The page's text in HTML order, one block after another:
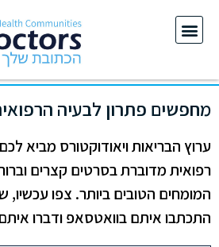
מחפשים פתרון לבעיה
ערוץ הבריאות ויאודוקטורס מביא
רפואית מדוברת בסרטים קצרים
המומחים הטובים ביותר. צפו
התכתבו איתם בוואטסאפ ודברו